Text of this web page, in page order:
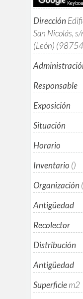
Dirección
San Nicolás,
(León)
Responsable
Exposición
Situación
Horario
Inventario ()
Organización
Antigüedad
Recolector
Distribución
Antigüedad
Superficiem2